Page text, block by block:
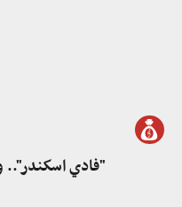
"فادي اسكندر"..